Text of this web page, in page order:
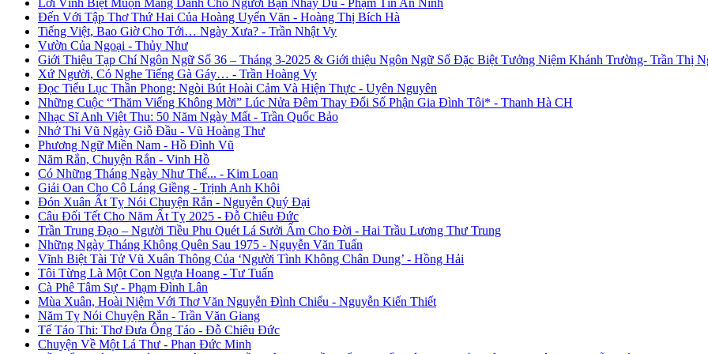
Lời Vĩnh Biệt Muộn Màng Dành Cho Người Bạn Nhảy Dù - Phạm Tín An Ninh
Đến Với Tập Thơ Thứ Hai Của Hoàng Uyển Văn - Hoàng Thị Bích Hà
Tiếng Việt, Bao Giờ Cho Tới… Ngày Xưa? - Trần Nhật Vy
Vườn Của Ngoại - Thủy Như
Giới Thiệu Tạp Chí Ngôn Ngữ Số 36 – Tháng 3-2025 & Giới thiệu Ngôn Ngữ Số Đặc Biệt Tưởng Niệm Khánh Trường- Trần Thị
Xứ Người, Có Nghe Tiếng Gà Gáy… - Trần Hoàng Vy
Đọc Tiểu Lục Thần Phong: Ngòi Bút Hoài Cảm Và Hiện Thực - Uyên Nguyên
Những Cuộc “Thăm Viếng Không Mời” Lúc Nửa Đêm Thay Đổi Số Phận Gia Đình Tôi* - Thanh Hà CH
Nhạc Sĩ Anh Việt Thu: 50 Năm Ngày Mất - Trần Quốc Bảo
Nhớ Thi Vũ Ngày Giỗ Đầu - Vũ Hoàng Thư
Phương Ngữ Miền Nam - Hồ Đình Vũ
Năm Rắn, Chuyện Rắn - Vinh Hồ
Có Những Tháng Ngày Như Thế... - Kim Loan
Giải Oan Cho Cô Láng Giềng - Trịnh Anh Khôi
Đón Xuân Ất Tỵ Nói Chuyện Rắn - Nguyễn Quý Đại
Câu Đối Tết Cho Năm Ất Tỵ 2025 - Đỗ Chiêu Đức
Trần Trung Đạo – Người Tiều Phu Quét Lá Sưởi Ấm Cho Đời - Hai Trầu Lương Thư Trung
Những Ngày Tháng Không Quên Sau 1975 - Nguyễn Văn Tuấn
Vĩnh Biệt Tài Tử Vũ Xuân Thông Của ‘Người Tình Không Chân Dung’ - Hồng Hải
Tôi Từng Là Một Con Ngựa Hoang - Tư Tuấn
Cà Phê Tâm Sự - Phạm Đình Lân
Mùa Xuân, Hoài Niệm Với Thơ Văn Nguyễn Đình Chiểu - Nguyễn Kiến Thiết
Năm Tỵ Nói Chuyện Rắn - Trần Văn Giang
Tế Táo Thi: Thơ Đưa Ông Táo - Đỗ Chiêu Đức
Chuyện Về Một Lá Thư - Phan Đức Minh